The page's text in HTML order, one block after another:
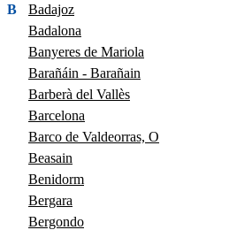
B
Badajoz
Badalona
Banyeres de Mariola
Barañáin - Barañain
Barberà del Vallès
Barcelona
Barco de Valdeorras, O
Beasain
Benidorm
Bergara
Bergondo